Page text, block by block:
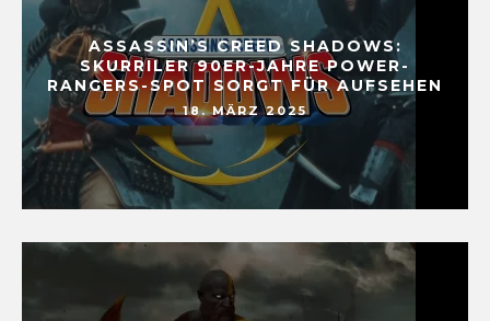
ASSASSIN’S CREED SHADOWS:
SKURRILER 90ER-JAHRE POWER-
RANGERS-SPOT SORGT FÜR AUFSEHEN
18. MÄRZ 2025